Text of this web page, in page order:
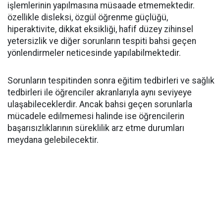
işlemlerinin yapılmasına müsaade etmemektedir.
özellikle disleksi, özgül öğrenme güçlüğü,
hiperaktivite, dikkat eksikliği, hafif düzey zihinsel
yetersizlik ve diğer sorunların tespiti bahsi geçen
yönlendirmeler neticesinde yapılabilmektedir.
Sorunların tespitinden sonra eğitim tedbirleri ve sağlık
tedbirleri ile öğrenciler akranlarıyla aynı seviyeye
ulaşabileceklerdir. Ancak bahsi geçen sorunlarla
mücadele edilmemesi halinde ise öğrencilerin
başarısızlıklarının süreklilik arz etme durumları
meydana gelebilecektir.